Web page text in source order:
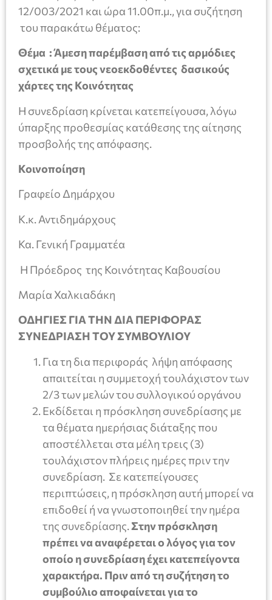
12/003/2021 και ώρα 11.00π.μ., για συζήτηση
του παρακάτω θέματος:
Θέμα :Άμεση παρέμβαση από τις αρμόδιες
σχετικά με τους νεοεκδοθέντες δασικούς
χάρτες της Κοινότητας
Η συνεδρίαση κρίνεται κατεπείγουσα, λόγω
ύπαρξης προθεσμίας κατάθεσης της αίτησης
προσβολής της απόφασης.
Κοινοποίηση
Γραφείο Δημάρχου
Κ.κ. Αντιδημάρχους
Κα. Γενική Γραμματέα
Η Πρόεδρος της Κοινότητας Καβουσίου
Μαρία Χαλκιαδάκη
ΟΔΗΓΙΕΣ ΓΙΑ ΤΗΝ ΔΙΑ ΠΕΡΙΦΟΡΑΣ
ΣΥΝΕΔΡΙΑΣΗ ΤΟΥ ΣΥΜΒΟΥΛΙΟΥ
Για τη δια περιφοράς λήψη απόφασης
απαιτείται η συμμετοχή τουλάχιστον των
2/3 των μελών του συλλογικού οργάνου
Εκδίδεται η πρόσκληση συνεδρίασης με
τα θέματα ημερήσιας διάταξης που
αποστέλλεται στα μέλη τρεις (3)
τουλάχιστον πλήρεις ημέρες πριν την
συνεδρίαση. Σε κατεπείγουσες
περιπτώσεις, η πρόσκληση αυτή μπορεί να
επιδοθεί ή να γνωστοποιηθεί την ημέρα
της συνεδρίασης.Στην πρόσκληση
πρέπει να αναφέρεται ο λόγος για τον
οποίο η συνεδρίαση έχει κατεπείγοντα
χαρακτήρα. Πριν από τη συζήτηση το
συμβούλιο αποφαίνεται για το